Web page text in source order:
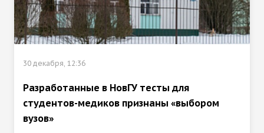
30 декабря, 12:36
Разработанные в НовГУ тесты для
студентов-медиков признаны «выбором
вузов»